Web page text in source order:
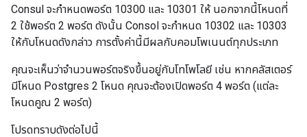
Consul จะกำหนดพอร์ต 10300 และ 10301 ให้ นอกจากนี้โหนดที่
2 ใช้พอร์ต 2 พอร์ต ดังนั้น Consol จะกำหนด 10302 และ 10303
ให้กับโหนดดังกล่าว การตั้งค่านี้มีผลกับคอมโพเนนต์ทุกประเภท
คุณจะเห็นว่าจำนวนพอร์ตจริงขึ้นอยู่กับโทโพโลยี เช่น หากคลัสเตอร์
มีโหนด Postgres 2 โหนด คุณจะต้องเปิดพอร์ต 4 พอร์ต (แต่ละ
โหนดคูณ 2 พอร์ต)
โปรดทราบดังต่อไปนี้